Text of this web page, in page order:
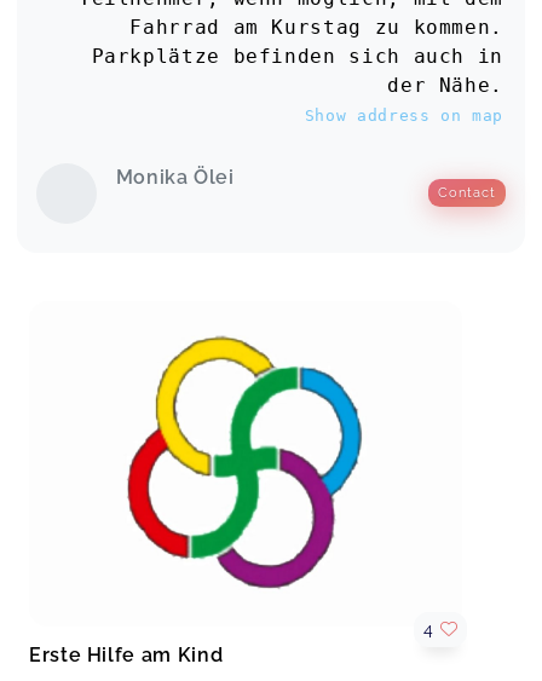
Fahrrad am Kurstag zu kommen.
Parkplätze befinden sich auch in
der Nähe.
Show address on map
Monika Ölei
Contact
Erste Hilfe am Kind
4